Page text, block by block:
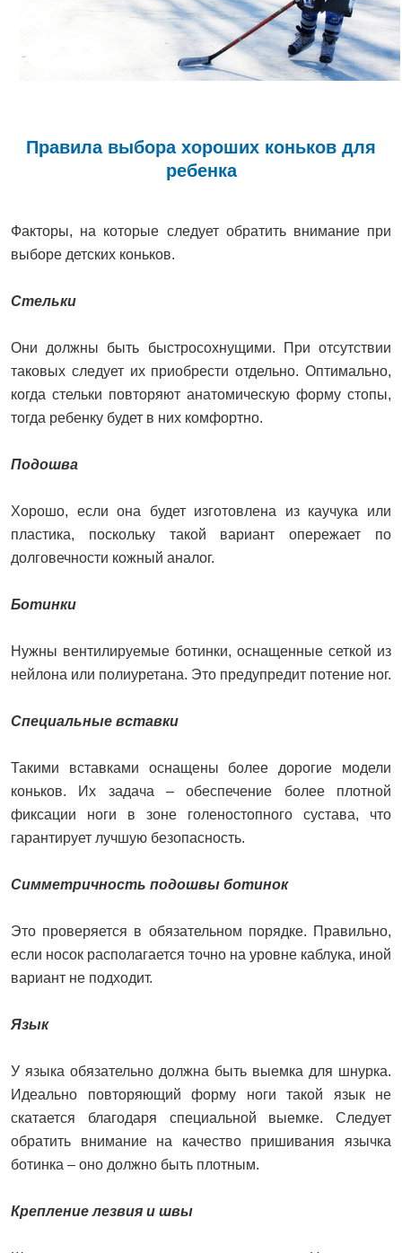
Правила выбора хороших коньков для
ребенка
Факторы, на которые следует обратить внимание при
выборе детских коньков.
Стельки
Они должны быть быстросохнущими. При отсутствии
таковых следует их приобрести отдельно. Оптимально,
когда стельки повторяют анатомическую форму стопы,
тогда ребенку будет в них комфортно.
Подошва
Хорошо, если она будет изготовлена из каучука или
пластика, поскольку такой вариант опережает по
долговечности кожный аналог.
Ботинки
Нужны вентилируемые ботинки, оснащенные сеткой из
нейлона или полиуретана. Это предупредит потение ног.
Специальные вставки
Такими вставками оснащены более дорогие модели
коньков. Их задача – обеспечение более плотной
фиксации ноги в зоне голеностопного сустава, что
гарантирует лучшую безопасность.
Симметричность подошвы ботинок
Это проверяется в обязательном порядке. Правильно,
если носок располагается точно на уровне каблука, иной
вариант не подходит.
Язык
У языка обязательно должна быть выемка для шнурка.
Идеально повторяющий форму ноги такой язык не
скатается благодаря специальной выемке. Следует
обратить внимание на качество пришивания язычка
ботинка – оно должно быть плотным.
Крепление лезвия и швы